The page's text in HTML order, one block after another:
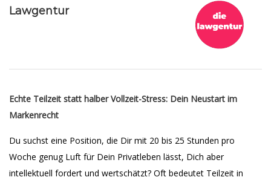
Lawgentur
Echte Teilzeit statt halber Vollzeit-Stress: Dein Neustart im
Markenrecht
Du suchst eine Position, die Dir mit 20 bis 25 Stunden pro
Woche genug Luft für Dein Privatleben lässt, Dich aber
intellektuell fordert und wertschätzt? Oft bedeutet Teilzeit in